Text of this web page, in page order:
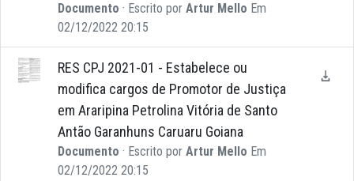
Documento · Escrito por Artur Mello Em
02/12/2022 20:15
RES CPJ 2021-01 - Estabelece ou
modifica cargos de Promotor de Justiça
em Araripina Petrolina Vitória de Santo
Antão Garanhuns Caruaru Goiana
Documento · Escrito por Artur Mello Em
02/12/2022 20:15